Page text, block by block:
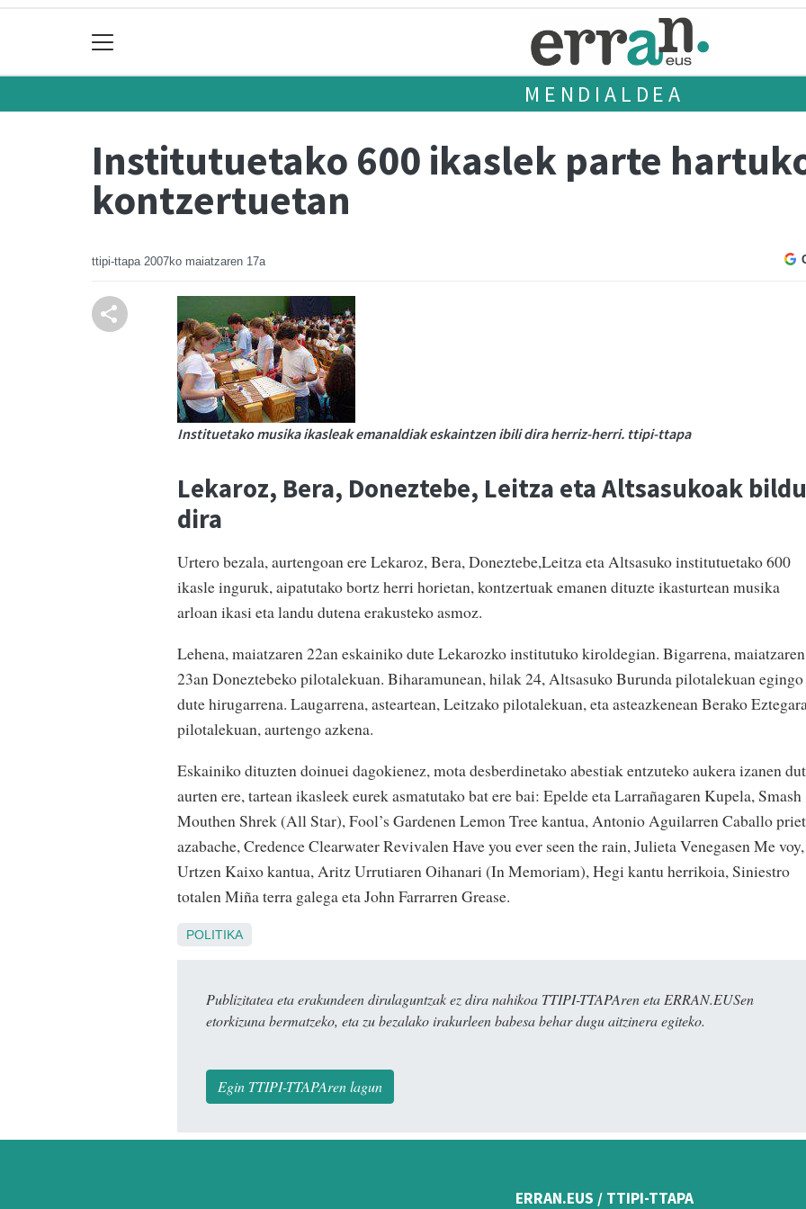
MENDIALDEA
Institutuetako 600 ikaslek parte
kontzertuetan
ttipi-ttapa 2007ko maiatzaren 17a
Instituetako musika ikasleak emanaldiak eskaintzen ibili dira herriz-herri. ttipi-ttapa
Lekaroz, Bera, Doneztebe, Leitza eta Altsasukoak bildu
dira
Urtero bezala, aurtengoan ere Lekaroz, Bera, Doneztebe,Leitza eta Altsasuko institutuetako 600
ikasle inguruk, aipatutako bortz herri horietan, kontzertuak emanen dituzte ikasturtean musika
arloan ikasi eta landu dutena erakusteko asmoz.
Lehena, maiatzaren 22an eskainiko dute Lekarozko institutuko kiroldegian. Bigarrena, maiatzaren
23an Doneztebeko pilotalekuan. Biharamunean, hilak 24, Altsasuko Burunda pilotalekuan egingo
dute hirugarrena. Laugarrena, asteartean, Leitzako pilotalekuan, eta asteazkenean Berako
pilotalekuan, aurtengo azkena.
Eskainiko dituzten doinuei dagokienez, mota desberdinetako abestiak entzuteko aukera izanen
aurten ere, tartean ikasleek eurek asmatutako bat ere bai: Epelde eta Larrañagaren Kupela, Smash
Mouthen Shrek (All Star), Fool’s Gardenen Lemon Tree kantua, Antonio Aguilarren Caballo
azabache, Credence Clearwater Revivalen Have you ever seen the rain, Julieta Venegasen Me voy,
Urtzen Kaixo kantua, Aritz Urrutiaren Oihanari (In Memoriam), Hegi kantu herrikoia, Siniestro
totalen Miña terra galega eta John Farrarren Grease.
POLITIKA
Publizitatea eta erakundeen dirulaguntzak ez dira nahikoa TTIPI-TTAPAren eta ERRAN.EUSen
etorkizuna bermatzeko, eta zu bezalako irakurleen babesa behar dugu aitzinera egiteko.
Egin TTIPI-TTAPAren lagun
ERRAN.EUS / TTIPI-TTAPA